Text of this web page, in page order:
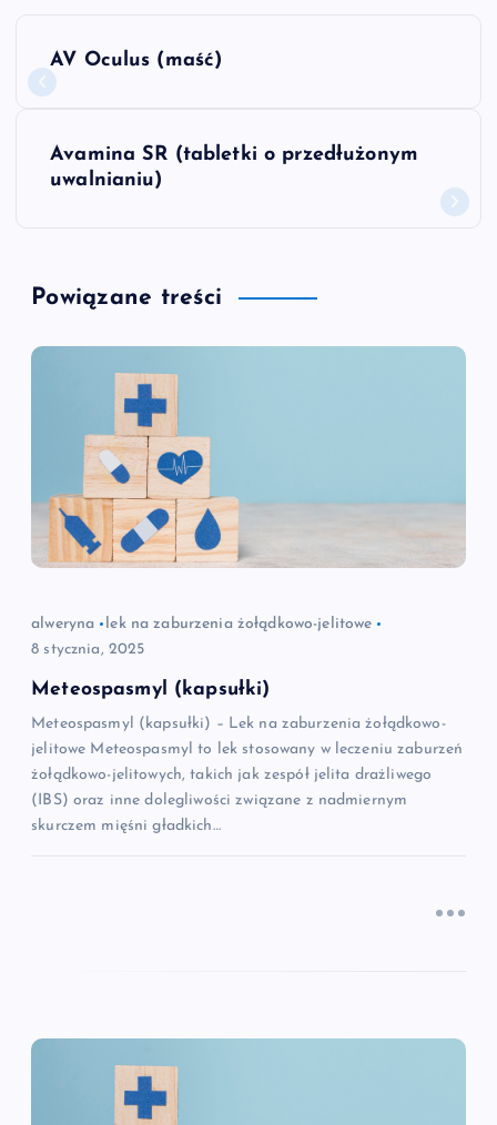
a
a
c
w
s
u
AV Oculus (maść)
Avamina SR (tabletki o przedłużonym
uwalnianiu)
Powiązane treści
alweryna
lek na zaburzenia żołądkowo-jelitowe
8 stycznia, 2025
Meteospasmyl (kapsułki)
Meteospasmyl (kapsułki) – Lek na zaburzenia żołądkowo-
jelitowe Meteospasmyl to lek stosowany w leczeniu zaburzeń
żołądkowo-jelitowych, takich jak zespół jelita drażliwego
(IBS) oraz inne dolegliwości związane z nadmiernym
skurczem mięśni gładkich…